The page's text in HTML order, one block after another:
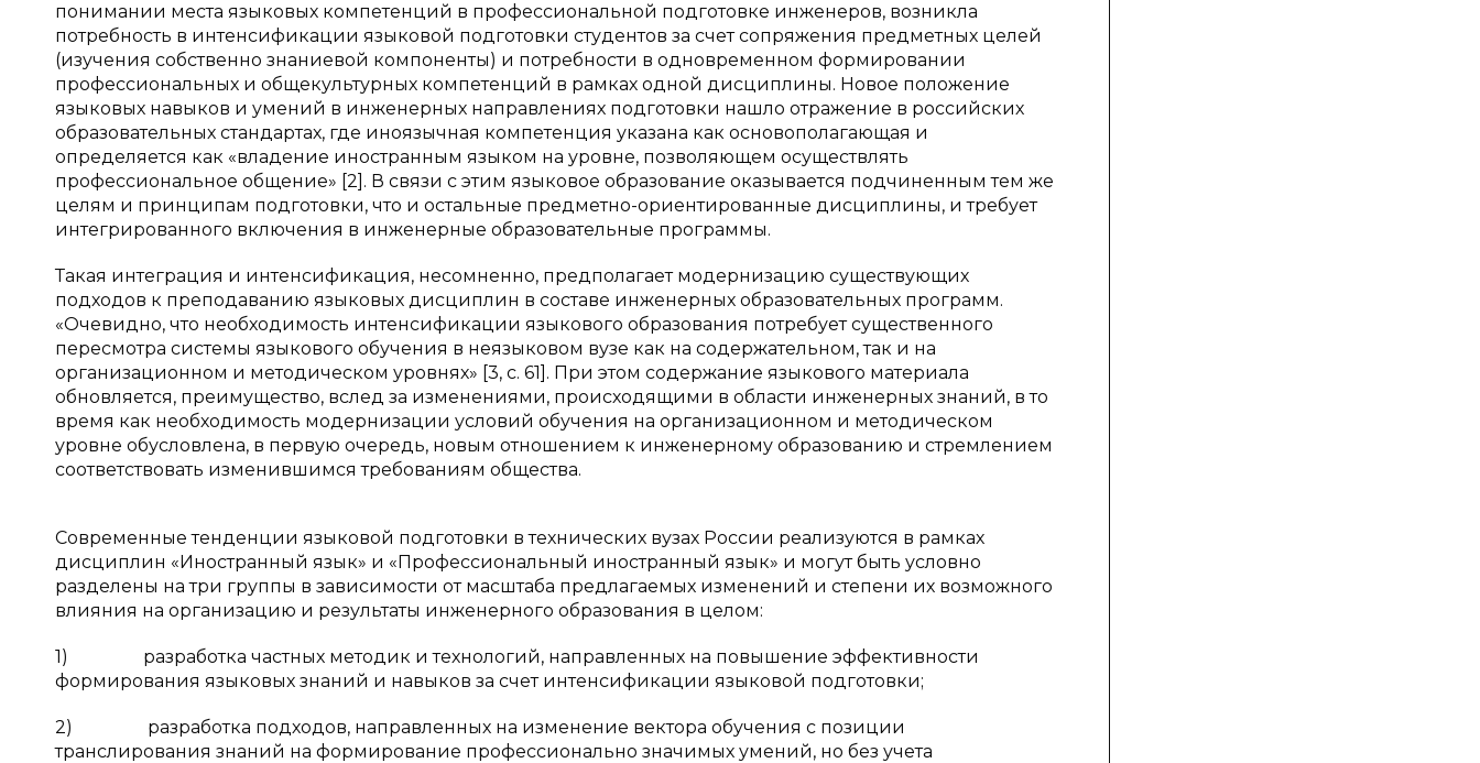
понимании места языковых компетенций в профессиональной подготовке инженеров, возникла
потребность в интенсификации языковой подготовки студентов за счет сопряжения предметных целей
(изучения собственно знаниевой компоненты) и потребности в одновременном формировании
профессиональных и общекультурных компетенций в рамках одной дисциплины. Новое положение
языковых навыков и умений в инженерных направлениях подготовки нашло отражение в российских
образовательных стандартах, где иноязычная компетенция указана как основополагающая и
определяется как «владение иностранным языком на уровне, позволяющем осуществлять
профессиональное общение» [2]. В связи с этим языковое образование оказывается подчиненным тем же
целям и принципам подготовки, что и остальные предметно-ориентированные дисциплины, и требует
интегрированного включения в инженерные образовательные программы.
Такая интеграция и интенсификация, несомненно, предполагает модернизацию существующих
подходов к преподаванию языковых дисциплин в составе инженерных образовательных программ.
«Очевидно, что необходимость интенсификации языкового образования потребует существенного
пересмотра системы языкового обучения в неязыковом вузе как на содержательном, так и на
организационном и методическом уровнях» [3, с. 61]. При этом содержание языкового материала
обновляется, преимущество, вслед за изменениями, происходящими в области инженерных знаний, в то
время как необходимость модернизации условий обучения на организационном и методическом
уровне обусловлена, в первую очередь, новым отношением к инженерному образованию и стремлением
соответствовать изменившимся требованиям общества.
Современные тенденции языковой подготовки в технических вузах России реализуются в рамках
дисциплин «Иностранный язык» и «Профессиональный иностранный язык» и могут быть условно
разделены на три группы в зависимости от масштаба предлагаемых изменений и степени их возможного
влияния на организацию и результаты инженерного образования в целом:
1) разработка частных методик и технологий, направленных на повышение эффективности
формирования языковых знаний и навыков за счет интенсификации языковой подготовки;
2) разработка подходов, направленных на изменение вектора обучения с позиции
транслирования знаний на формирование профессионально значимых умений, но без учета